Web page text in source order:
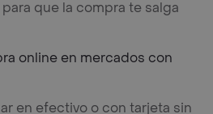
que la compra te salga
online en mercados con
en efectivo o con tarjeta sin